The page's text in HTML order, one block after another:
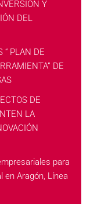
Y
DEL
“ PLAN DE
DE
DE
LA
para
en Aragón, Línea